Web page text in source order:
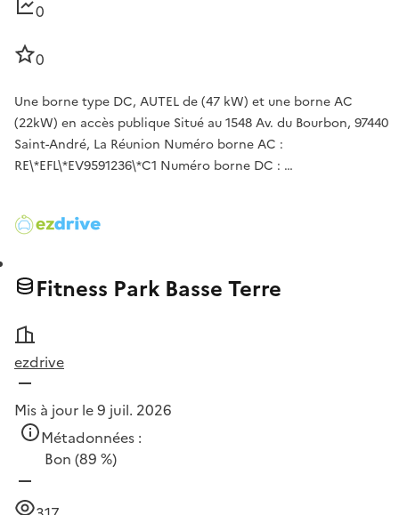
0
0
Une borne type DC, AUTEL de (47 kW) et une borne AC
(22kW) en accès publique Situé au 1548 Av. du Bourbon, 97440
Saint-André, La Réunion Numéro borne AC :
RE\*EFL\*EV9591236\*C1 Numéro borne DC : …
Fitness Park Basse Terre
ezdrive
Mis à jour le 9 juil. 2026
Métadonnées :
Bon (89 %)